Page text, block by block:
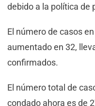
debido a la política de
El número de casos
aumentado en 32,
confirmados.
El número total de
condado ahora es de